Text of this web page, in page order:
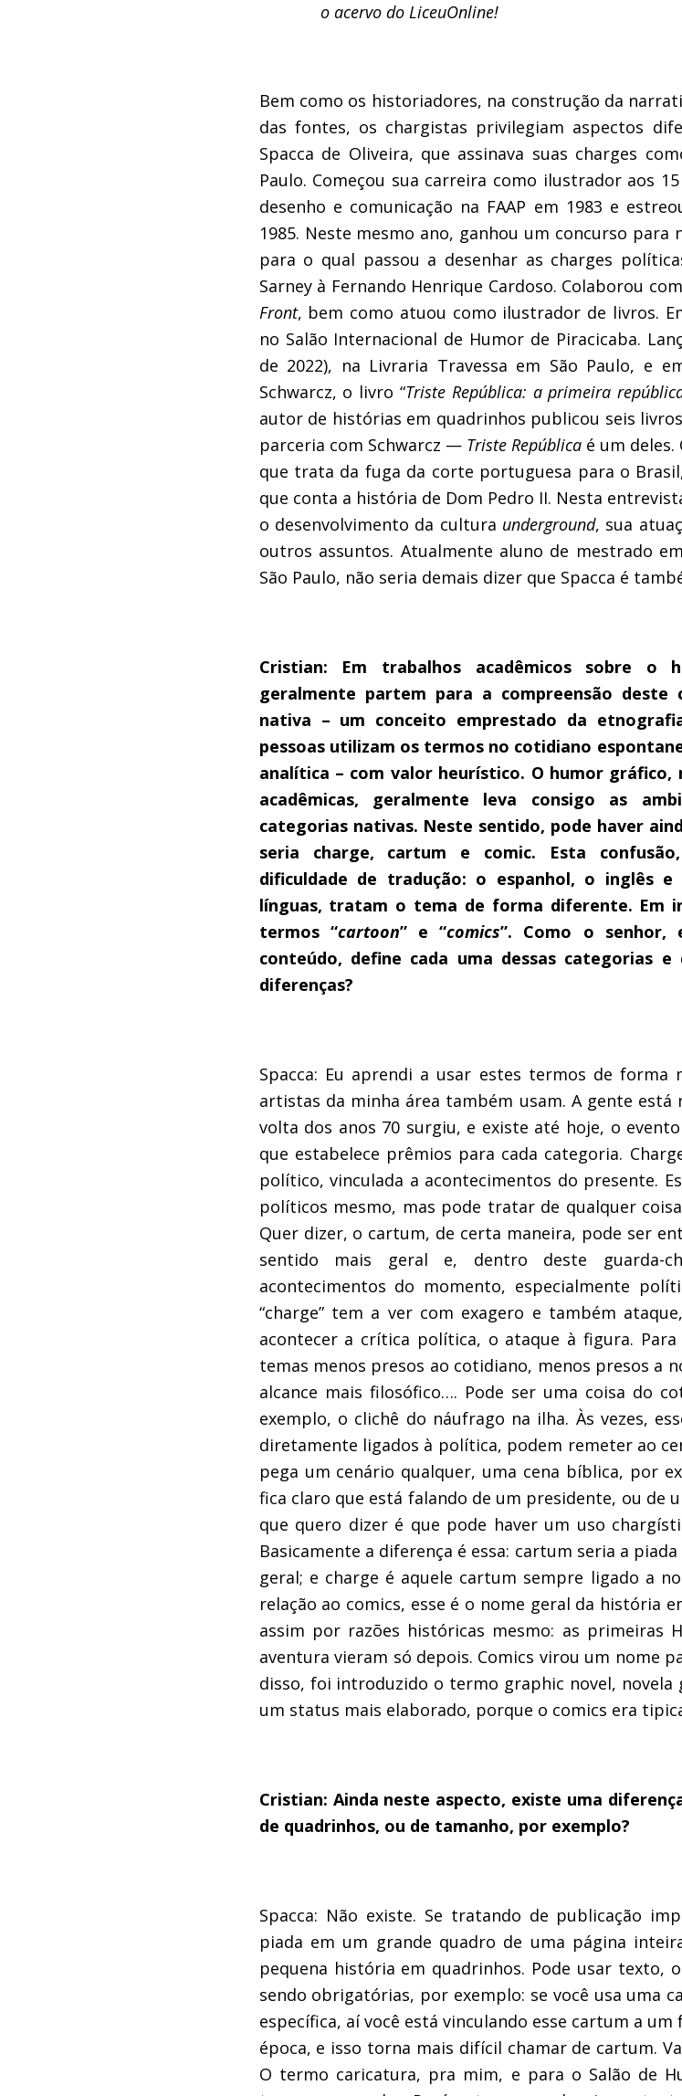
o acervo do LiceuOnline!
Bem como os historiadores, na construção da
das fontes, os chargistas privilegiam aspectos
Spacca de Oliveira, que assinava suas charges
Paulo. Começou sua carreira como ilustrador aos
desenho e comunicação na FAAP em 1983 e
1985. Neste mesmo ano, ganhou um concurso para
para o qual passou a desenhar as charges
Sarney à Fernando Henrique Cardoso. Colaborou
Front, bem como atuou como ilustrador de livros.
no Salão Internacional de Humor de Piracicaba.
de 2022), na Livraria Travessa em São Paulo, e
Schwarcz, o livro “Triste República: a primeira
autor de histórias em quadrinhos publicou seis
parceria com Schwarcz — Triste Repúblicaé um deles.
que trata da fuga da corte portuguesa para o
que conta a história de Dom Pedro II. Nesta
o desenvolvimento da cultura underground, sua
outros assuntos. Atualmente aluno de mestrado
São Paulo, não seria demais dizer que Spacca é
Cristian: Em trabalhos acadêmicos sobre o
geralmente partem para a compreensão
nativa – um conceito emprestado da
pessoas utilizam os termos no cotidiano
analítica – com valor heurístico. O humor gráfico,
acadêmicas, geralmente leva consigo as
categorias nativas. Neste sentido, pode haver
seria charge, cartum e comic. Esta
dificuldade de tradução: o espanhol, o inglês
línguas, tratam o tema de forma diferente. Em
termos “cartoon” e “comics”. Como o senhor,
conteúdo, define cada uma dessas categorias e
diferenças?
Spacca: Eu aprendi a usar estes termos de forma
artistas da minha área também usam. A gente está
volta dos anos 70 surgiu, e existe até hoje, o evento
que estabelece prêmios para cada categoria.
político, vinculada a acontecimentos do presente.
políticos mesmo, mas pode tratar de qualquer
Quer dizer, o cartum, de certa maneira, pode ser
sentido mais geral e, dentro deste guarda-
acontecimentos do momento, especialmente
“charge” tem a ver com exagero e também
acontecer a crítica política, o ataque à figura.
temas menos presos ao cotidiano, menos presos a
alcance mais filosófico…. Pode ser uma coisa do
exemplo, o clichê do náufrago na ilha. Às vezes,
diretamente ligados à política, podem remeter ao
pega um cenário qualquer, uma cena bíblica, por
fica claro que está falando de um presidente, ou de
que quero dizer é que pode haver um uso
Basicamente a diferença é essa: cartum seria a
geral; e charge é aquele cartum sempre ligado a
relação ao comics, esse é o nome geral da história
assim por razões históricas mesmo: as primeiras
aventura vieram só depois. Comics virou um nome
disso, foi introduzido o termo graphic novel,
um status mais elaborado, porque o comics era
Cristian: Ainda neste aspecto, existe uma
de quadrinhos, ou de tamanho, por exemplo?
Spacca: Não existe. Se tratando de publicação
piada em um grande quadro de uma página
pequena história em quadrinhos. Pode usar texto,
sendo obrigatórias, por exemplo: se você usa uma
específica, aí você está vinculando esse cartum a
época, e isso torna mais difícil chamar de cartum.
O termo caricatura, pra mim, e para o Salão de